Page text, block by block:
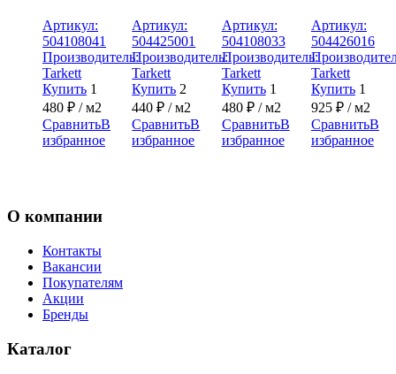
Артикул:
504108041
Производитель:
Tarkett
Купить 1
480 ₽ / м2
СравнитьВ
избранное
Артикул:
504425001
Производитель:
Tarkett
Купить 2
440₽ / м2
СравнитьВ
избранное
Артикул:
504108033
Производитель:
Tarkett
Купить 1
480 ₽/ м2
СравнитьВ
избранное
Артикул:
504426016
Tarkett
Купить 1
925 ₽/ м2
СравнитьВ
избранное
О компании
Контакты
Вакансии
Покупателям
Акции
Бренды
Каталог